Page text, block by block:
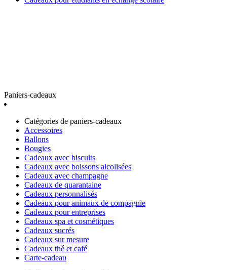
Paniers-cadeaux
Catégories de paniers-cadeaux
Accessoires
Ballons
Bougies
Cadeaux avec biscuits
Cadeaux avec boissons alcolisées
Cadeaux avec champagne
Cadeaux de quarantaine
Cadeaux personnalisés
Cadeaux pour animaux de compagnie
Cadeaux pour entreprises
Cadeaux spa et cosmétiques
Cadeaux sucrés
Cadeaux sur mesure
Cadeaux thé et café
Carte-cadeau